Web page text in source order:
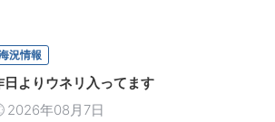
況情報
日よりウネリ入ってます
2026年08月7日